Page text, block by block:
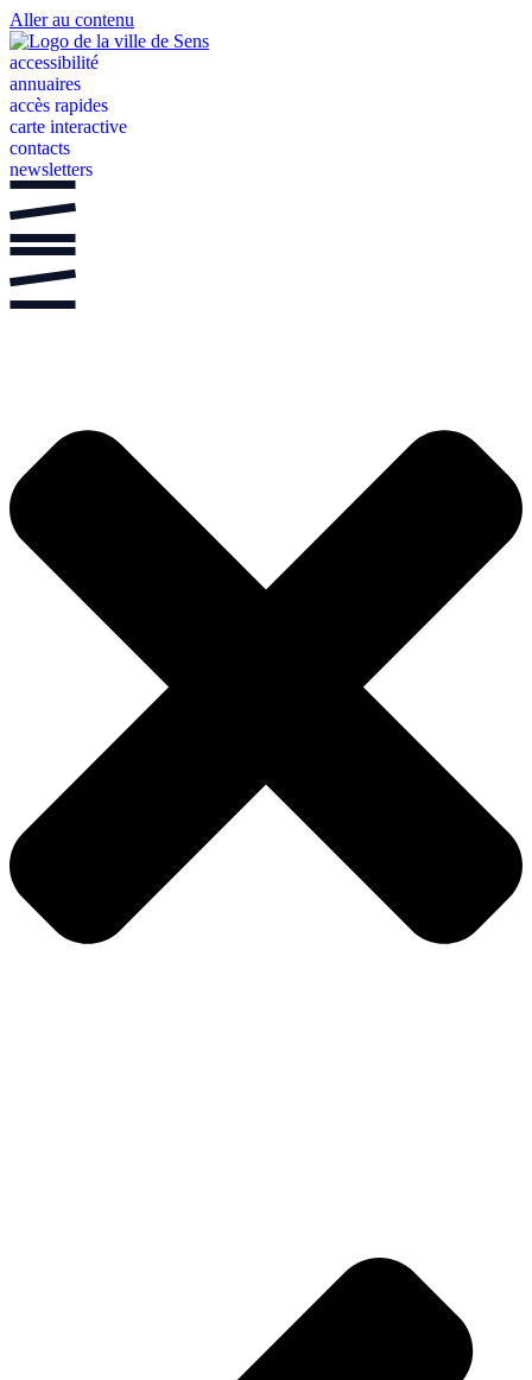
Aller au contenu
accessibilité
annuaires
accès rapides
carte interactive
contacts
newsletters